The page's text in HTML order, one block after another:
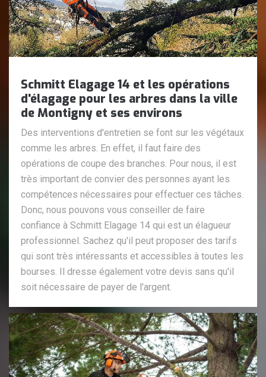
Schmitt Elagage 14 et les opérations
d'élagage pour les arbres dans la ville
de Montigny et ses environs
Des interventions d'entretien se font sur les végétaux
comme les arbres. En effet, il faut faire des
opérations de coupe des branches. Pour nous, il est
très important de convier des personnes ayant les
compétences nécessaires pour effectuer ces tâches.
Donc, nous pouvons vous conseiller de faire
confiance à Schmitt Elagage 14 qui est un élagueur
professionnel. Sachez qu'il peut proposer des tarifs
qui sont très intéressants et accessibles à toutes les
bourses. Il dresse également votre devis sans qu'il
soit nécessaire de payer de l'argent.